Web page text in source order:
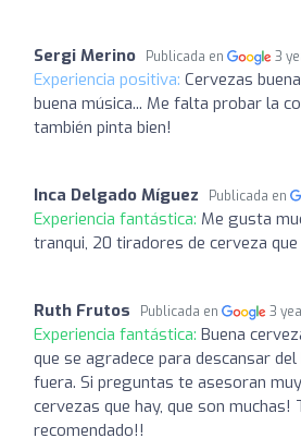
Sergi Merino Publicada en 3
Experiencia positiva: Cervezas
buena música... Me falta probar la
también pinta bien!
Inca Delgado Míguez Publicada en
Experiencia fantástica: Me gusta
tranqui, 20 tiradores de cerveza que
Ruth Frutos Publicada en 3
Experiencia fantástica: Buena
que se agradece para descansar
fuera. Si preguntas te asesoran
cervezas que hay, que son muchas!
recomendado!!